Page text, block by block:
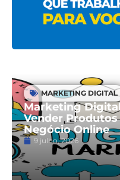
MARKETING DIGITAL
Marketing
Vender
Negócio Online
9 julho, 2026